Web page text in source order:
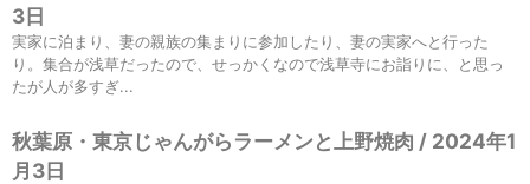
3日
実家に泊まり、妻の親族の集まりに参加したり、妻の実家へと行った
り。集合が浅草だったので、せっかくなので浅草寺にお詣りに、と思っ
たが人が多すぎ...
秋葉原・東京じゃんがらラーメンと上野焼肉 / 2024年1
月3日